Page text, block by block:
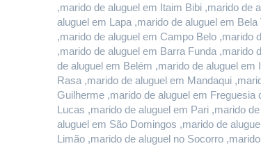
,marido de aluguel em Itaim Bibi ,marido de
aluguel em Lapa ,marido de aluguel em
,marido de aluguel em Campo Belo ,marido
,marido de aluguel em Barra Funda ,marido
de aluguel em Belém ,marido de aluguel
Rasa ,marido de aluguel em Mandaqui
Guilherme ,marido de aluguel em
Lucas ,marido de aluguel em Pari ,marido
aluguel em São Domingos ,marido de
Limão ,marido de aluguel no Socorro